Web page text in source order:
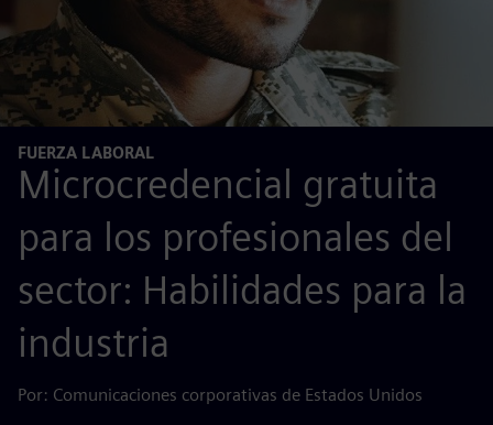
FUERZA LABORAL
Microcredencial gratuita
para los profesionales del
sector: Habilidades para la
industria
Por: Comunicaciones corporativas de Estados Unidos